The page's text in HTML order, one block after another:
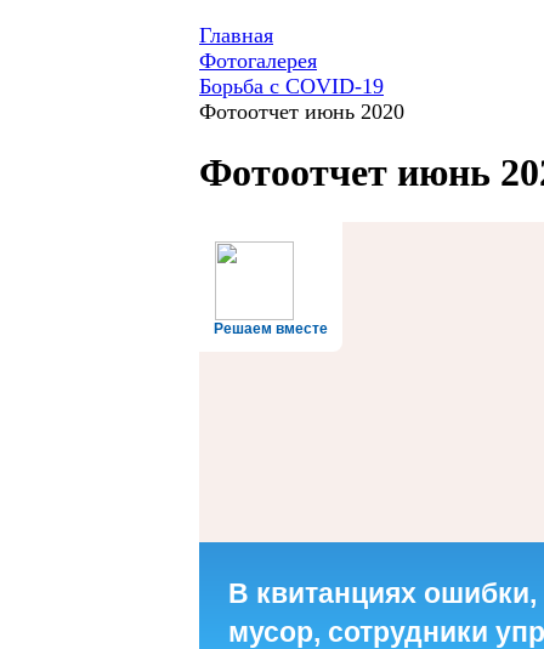
Главная
Фотогалерея
Борьба с COVID-19
Фотоотчет июнь 2020
Фотоотчет июнь
Решаем вместе
В квитанциях
мусор, сотрудники